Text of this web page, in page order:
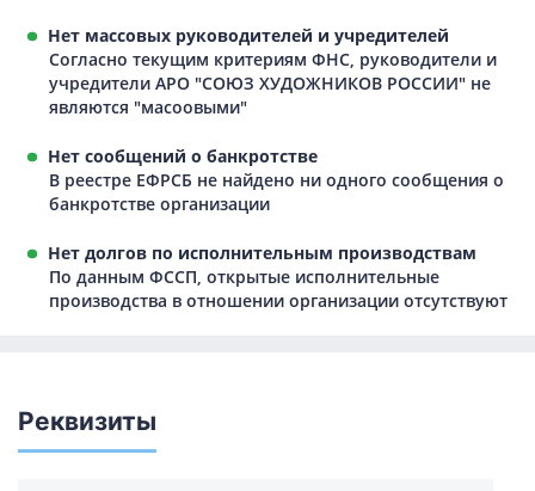
Нет массовых руководителей и учредителей
Согласно текущим критериям ФНС, руководители и
учредители АРО "СОЮЗ ХУДОЖНИКОВ РОССИИ" не
являются "масоовыми"
Нет сообщений о банкротстве
В реестре ЕФРСБ не найдено ни одного сообщения о
банкротстве организации
Нет долгов по исполнительным производствам
По данным ФССП, открытые исполнительные
производства в отношении организации отсутствуют
Реквизиты